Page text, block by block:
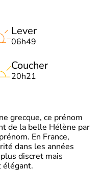
Lever
06h49
Coucher
20h21
grecque, ce prénom
de la belle Hélène par
En France,
dans les années
discret mais
élégant.